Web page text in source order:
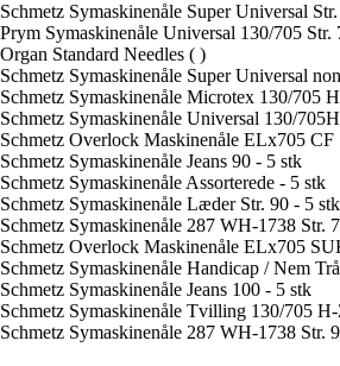
Schmetz Symaskinenåle Super Universal
Prym Symaskinenåle Universal 130/705 Str.
Organ Standard Needles ( )
Schmetz Symaskinenåle Super Universal
Schmetz Symaskinenåle Microtex 130/705
Schmetz Symaskinenåle Universal 130/
Schmetz Overlock Maskinenåle ELx705 CF
Schmetz Symaskinenåle Jeans 90 - 5 stk
Schmetz Symaskinenåle Assorterede - 5 stk
Schmetz Symaskinenåle Læder Str. 90 - 5 stk
Schmetz Symaskinenåle 287 WH-1738 Str.
Schmetz Overlock Maskinenåle ELx705
Schmetz Symaskinenåle Handicap / Nem
Schmetz Symaskinenåle Jeans 100 - 5 stk
Schmetz Symaskinenåle Tvilling 130/705
Schmetz Symaskinenåle 287 WH-1738 Str.